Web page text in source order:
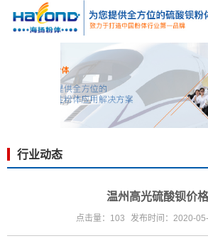
行业动态
温州高光硫酸钡价
点击量：103 发布时间：2020-